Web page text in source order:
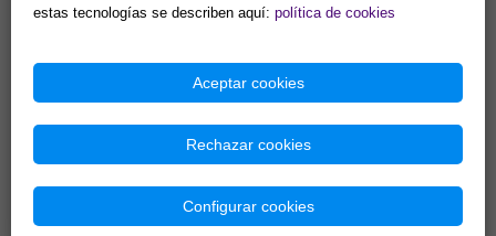
estas tecnologías se describen aquí: política de cookies
Aceptar cookies
Rechazar cookies
Configurar cookies